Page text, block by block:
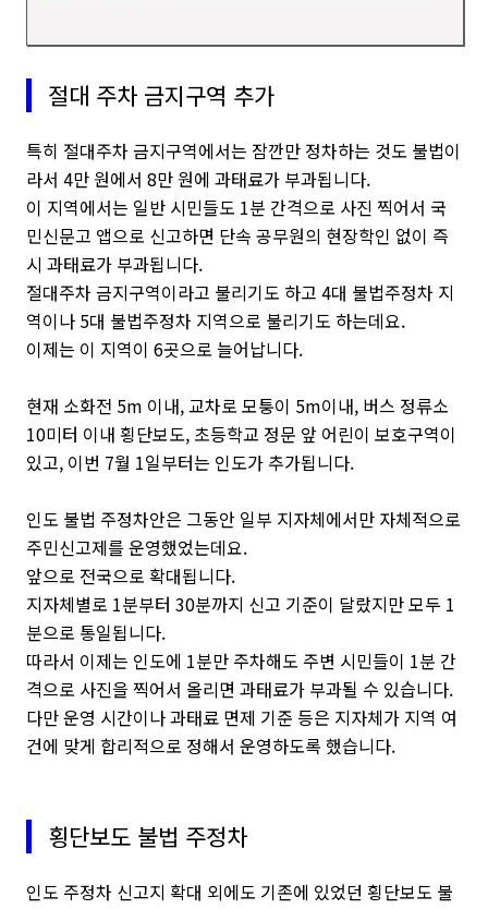
절대 주차 금지구역 추가
특히 절대주차 금지구역에서는 잠깐만 정차하는 것도 불법이
라서 4만 원에서 8만 원에 과태료가 부과됩니다.
이 지역에서는 일반 시민들도 1분 간격으로 사진 찍어서 국
민신문고 앱으로 신고하면 단속 공무원의 현장학인 없이 즉
시 과태료가 부과됩니다.
절대주차 금지구역이라고 불리기도 하고 4대 불법주정차 지
역이나 5대 불법주정차 지역으로 불리기도 하는데요.
이제는 이 지역이 6곳으로 늘어납니다.
현재 소화전 5m 이내, 교차로 모퉁이 5m이내, 버스 정류소
10미터 이내 횡단보도, 초등학교 정문 앞 어린이 보호구역이
있고, 이번 7월 1일부터는 인도가 추가됩니다.
인도 불법 주정차안은 그동안 일부 지자체에서만 자체적으로
주민신고제를 운영했었는데요.
앞으로 전국으로 확대됩니다.
지자체별로 1분부터 30분까지 신고 기준이 달랐지만 모두 1
분으로 통일됩니다.
따라서 이제는 인도에 1분만 주차해도 주변 시민들이 1분 간
격으로 사진을 찍어서 올리면 과태료가 부과될 수 있습니다.
다만 운영 시간이나 과태료 면제 기준 등은 지자체가 지역 여
건에 맞게 합리적으로 정해서 운영하도록 했습니다.
횡단보도 불법 주정차
인도 주정차 신고지 확대 외에도 기존에 있었던 횡단보도 불